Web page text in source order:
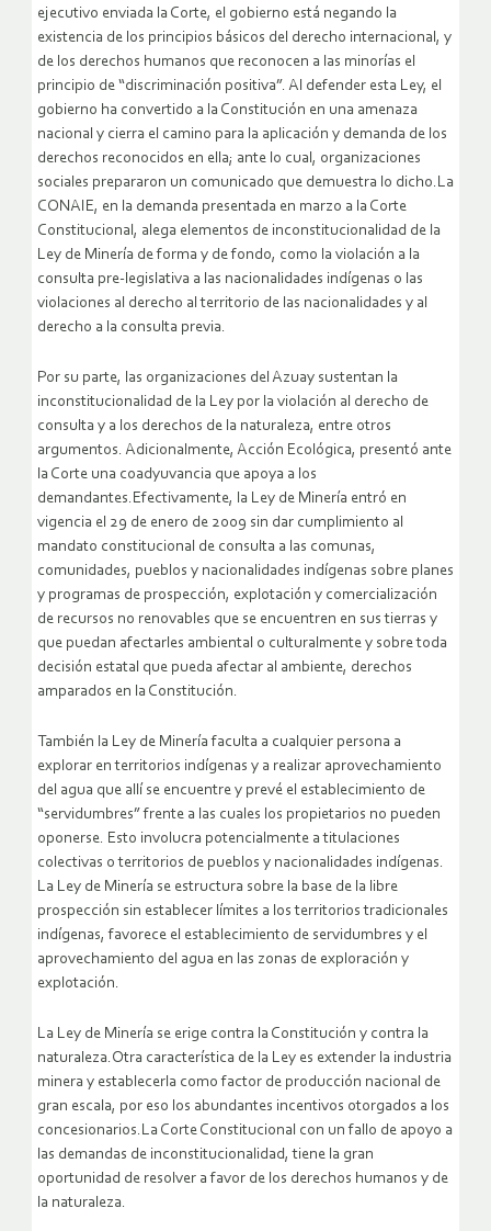
ejecutivo enviada la Corte, el gobierno está negando la
existencia de los principios básicos del derecho internacional, y
de los derechos humanos que reconocen a las minorías el
principio de “discriminación positiva”. Al defender esta Ley, el
gobierno ha convertido a la Constitución en una amenaza
nacional y cierra el camino para la aplicación y demanda de los
derechos reconocidos en ella; ante lo cual, organizaciones
sociales prepararon un comunicado que demuestra lo dicho.La
CONAIE, en la demanda presentada en marzo a la Corte
Constitucional, alega elementos de inconstitucionalidad de la
Ley de Minería de forma y de fondo, como la violación a la
consulta pre-legislativa a las nacionalidades indígenas o las
violaciones al derecho al territorio de las nacionalidades y al
derecho a la consulta previa.
Por su parte, las organizaciones del Azuay sustentan la
inconstitucionalidad de la Ley por la violación al derecho de
consulta y a los derechos de la naturaleza, entre otros
argumentos. Adicionalmente, Acción Ecológica, presentó ante
la Corte una coadyuvancia que apoya a los
demandantes.Efectivamente, la Ley de Minería entró en
vigencia el 29 de enero de 2009 sin dar cumplimiento al
mandato constitucional de consulta a las comunas,
comunidades, pueblos y nacionalidades indígenas sobre planes
y programas de prospección, explotación y comercialización
de recursos no renovables que se encuentren en sus tierras y
que puedan afectarles ambiental o culturalmente y sobre toda
decisión estatal que pueda afectar al ambiente, derechos
amparados en la Constitución.
También la Ley de Minería faculta a cualquier persona a
explorar en territorios indígenas y a realizar aprovechamiento
del agua que allí se encuentre y prevé el establecimiento de
“servidumbres” frente a las cuales los propietarios no pueden
oponerse. Esto involucra potencialmente a titulaciones
colectivas o territorios de pueblos y nacionalidades indígenas.
La Ley de Minería se estructura sobre la base de la libre
prospección sin establecer límites a los territorios tradicionales
indígenas, favorece el establecimiento de servidumbres y el
aprovechamiento del agua en las zonas de exploración y
explotación.
La Ley de Minería se erige contra la Constitución y contra la
naturaleza.Otra característica de la Ley es extender la industria
minera y establecerla como factor de producción nacional de
gran escala, por eso los abundantes incentivos otorgados a los
concesionarios.La Corte Constitucional con un fallo de apoyo a
las demandas de inconstitucionalidad, tiene la gran
oportunidad de resolver a favor de los derechos humanos y de
la naturaleza.